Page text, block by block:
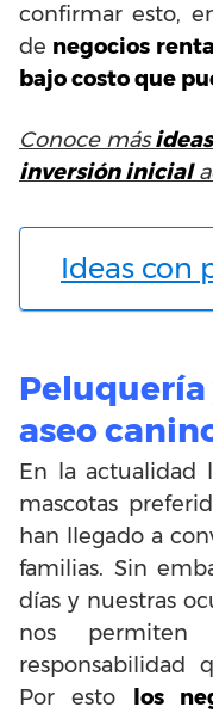
confirmar esto,
de negocios
bajo costo que
Conoce más
inversión inicial
Ideas con
Peluquería
aseo
En la actualidad
mascotas
han llegado a
familias. Sin
días y nuestras
nos
responsabilidad
Por esto los